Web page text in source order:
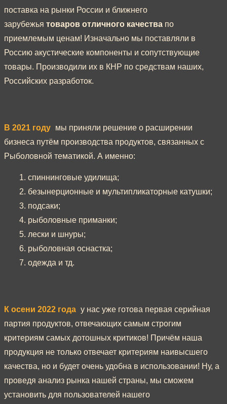
поставка на рынки России и ближнего
зарубежья товаров отличного качества по
приемлемым ценам! Изначально мы поставляли в
Россию акустические компоненты и сопутствующие
товары. Производили их в КНР по средствам наших,
Российских разработок.
В 2021 году мы приняли решение о расширении
бизнеса путём производства продуктов, связанных с
Рыболовной тематикой. А именно:
1. спиннинговые удилища;
2. безынерционные и мультипликаторные катушки;
3. подсаки;
4. рыболовные приманки;
5. лески и шнуры;
6. рыболовная оснастка;
7. одежда и тд.
К осени 2022 года у нас уже готова первая серийная
партия продуктов, отвечающих самым строгим
критериям самых дотошных критиков! Причём наша
продукция не только отвечает критериям наивысшего
качества, но и будет очень удобна в использовании! Ну, а
проведя анализ рынка нашей страны, мы сможем
установить для пользователей нашего